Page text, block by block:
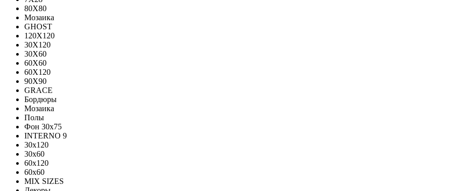
80X80
Мозаика
GHOST
120X120
30X120
30X60
60X60
60Х120
90X90
GRACE
Бордюры
Мозаика
Полы
Фон 30х75
INTERNO 9
30x120
30x60
60x120
60x60
MIX SIZES